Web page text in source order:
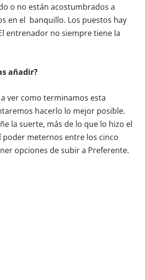
o no están acostumbrados a
en el banquillo. Los puestos hay
entrenador no siempre tiene la
añadir?
ver como terminamos esta
hacerlo lo mejor posible.
la suerte, más de lo que lo hizo el
poder meternos entre los cinco
opciones de subir a Preferente.